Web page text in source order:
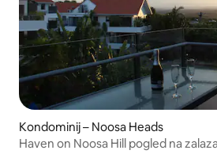
Kondominij – Noosa Heads
Haven on Noosa Hill pogled na